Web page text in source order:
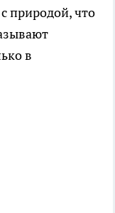
природой, что
в